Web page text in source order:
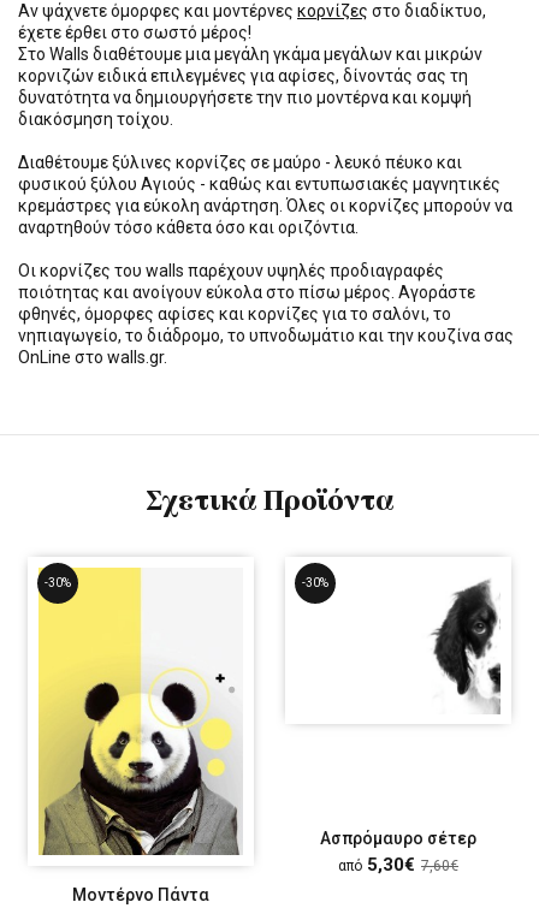
Αν ψάχνετε όμορφες και μοντέρνες κορνίζες στο διαδίκτυο,
έχετε έρθει στο σωστό μέρος!
Στο Walls διαθέτουμε μια μεγάλη γκάμα μεγάλων και μικρών
κορνιζών ειδικά επιλεγμένες για αφίσες, δίνοντάς σας τη
δυνατότητα να δημιουργήσετε την πιο μοντέρνα και κομψή
διακόσμηση τοίχου.
Διαθέτουμε ξύλινες κορνίζες σε μαύρο - λευκό πέυκο και
φυσικού ξύλου Αγιούς - καθώς και εντυπωσιακές μαγνητικές
κρεμάστρες για εύκολη ανάρτηση. Όλες οι κορνίζες μπορούν να
αναρτηθούν τόσο κάθετα όσο και οριζόντια.
Οι κορνίζες του walls παρέχουν υψηλές προδιαγραφές
ποιότητας και ανοίγουν εύκολα στο πίσω μέρος. Αγοράστε
φθηνές, όμορφες αφίσες και κορνίζες για το σαλόνι, το
νηπιαγωγείο, το διάδρομο, το υπνοδωμάτιο και την κουζίνα σας
OnLine στο walls.gr.
Σχετικά Προϊόντα
-30%
Μοντέρνο Πάντα
-30%
Ασπρόμαυρο σέτερ
από 5,30€ 7,60€